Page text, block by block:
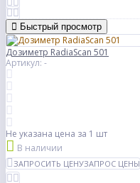
Быстрый просмотр
Дозиметр RadiaScan 501
Артикул: -
Не указана цена за 1 шт
В наличии
ЗАПРОСИТЬ ЦЕНУЗАПРОС ЦЕНЫ